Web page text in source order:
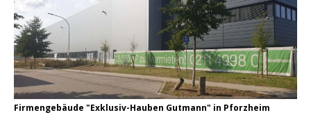
Firmengebäude "Exklusiv-Hauben Gutmann" in Pforzheim